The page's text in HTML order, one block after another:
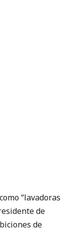
“lavadoras
de
de